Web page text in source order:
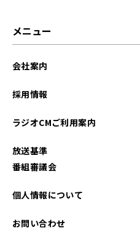
2023年03月
メニュー
会社案内
採用情報
ラジオCMご利用案内
放送基準
番組審議会
個人情報について
お問い合わせ